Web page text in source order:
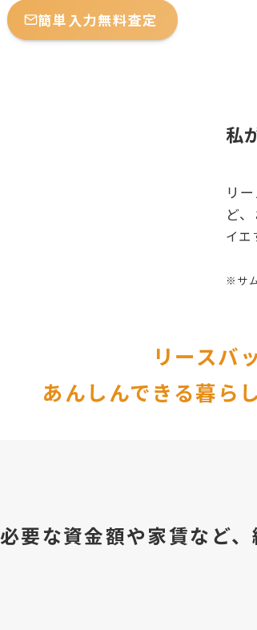
簡単入力無料査定
私
リ
ど
イエ
※サ
リースバ
あんしんできる暮ら
必要な資金額や家賃など